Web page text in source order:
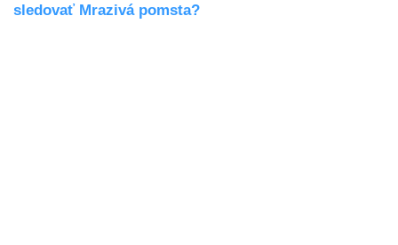
sledovať Mrazivá pomsta?